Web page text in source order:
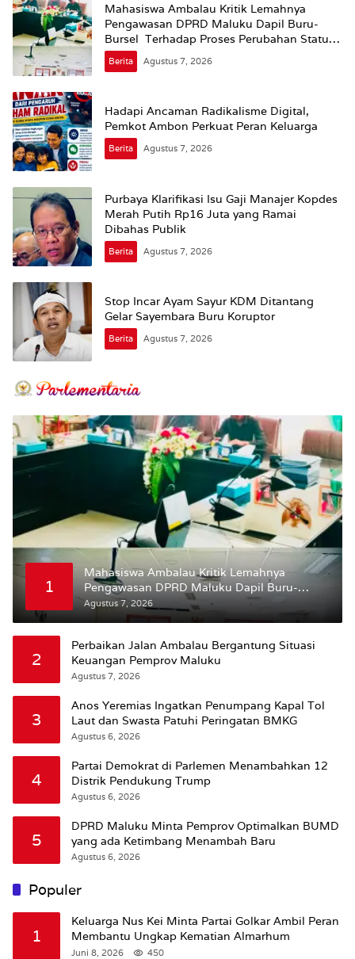
Mahasiswa Ambalau Kritik Lemahnya
Pengawasan DPRD Maluku Dapil Buru-
Bursel Terhadap Proses Perubahan Status
Jalan
Berita Agustus 7, 2026
Hadapi Ancaman Radikalisme Digital,
Pemkot Ambon Perkuat Peran Keluarga
Berita Agustus 7, 2026
Purbaya Klarifikasi Isu Gaji Manajer Kopdes
Merah Putih Rp16 Juta yang Ramai
Dibahas Publik
Berita Agustus 7, 2026
Stop Incar Ayam Sayur KDM Ditantang
Gelar Sayembara Buru Koruptor
Berita Agustus 7, 2026
1
Mahasiswa Ambalau Kritik Lemahnya
Pengawasan DPRD Maluku Dapil Buru-
Bursel Terhadap Proses Perubahan Status
Jalan
Agustus 7, 2026
2
Perbaikan Jalan Ambalau Bergantung Situasi
Keuangan Pemprov Maluku
Agustus 7, 2026
3
Anos Yeremias Ingatkan Penumpang Kapal Tol
Laut dan Swasta Patuhi Peringatan BMKG
Agustus 6, 2026
4
Partai Demokrat di Parlemen Menambahkan 12
Distrik Pendukung Trump
Agustus 6, 2026
5
DPRD Maluku Minta Pemprov Optimalkan BUMD
yang ada Ketimbang Menambah Baru
Agustus 6, 2026
Populer
1
Keluarga Nus Kei Minta Partai Golkar Ambil Peran
Membantu Ungkap Kematian Almarhum
Juni 8, 2026 450